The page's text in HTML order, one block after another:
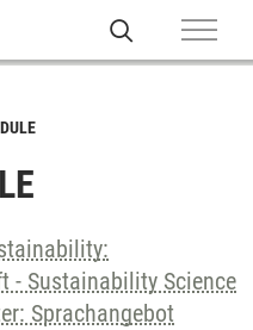
- Sustainability Science
Sprachangebot